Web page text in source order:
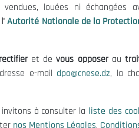
Informations
louées ni échangées
Autorité Nationale de la
rectifieret devous opposerau
e-mail dpo@cnese.dz, la
à consulter la liste des
nos Mentions Légales,